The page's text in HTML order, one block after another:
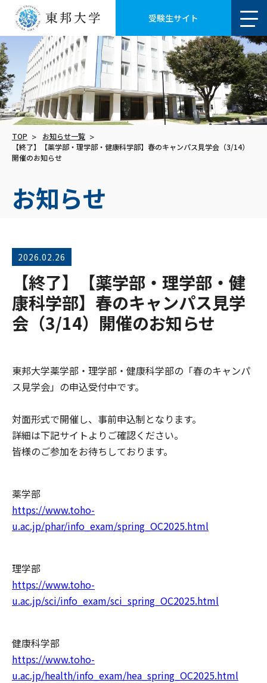
受験生サイト
2026.02.26
【終了】【薬学部・理学部・健
康科学部】春のキャンパス見学
会（3/14）開催のお知らせ
東邦大学薬学部・理学部・健康科学部の「春のキャンパ
ス見学会」の申込受付中です。
対面形式で開催し、事前申込制となります。
詳細は下記サイトよりご確認ください。
皆様のご参加をお待ちしております。
薬学部
https://www.toho-
u.ac.jp/phar/info_exam/spring_OC2025.html
理学部
https://www.toho-
u.ac.jp/sci/info_exam/sci_spring_OC2025.html
健康科学部
https://www.toho-
u.ac.jp/health/info_exam/hea_spring_OC2025.html
TOP
お知らせ一覧
【終了】【薬学部・理学部・健康科学部】春のキャンパス見学会（3/14）
開催のお知らせ
お知らせ